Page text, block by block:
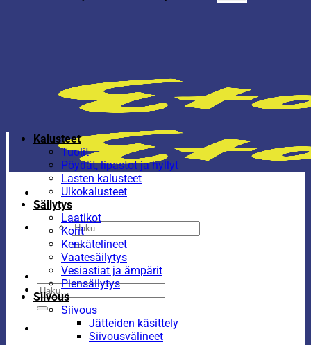
Etsi:
Etsi:
Kalusteet
Tuolit
Pöydät, lipastot ja hyllyt
Lasten kalusteet
Ulkokalusteet
Säilytys
Laatikot
Korit
Kenkätelineet
Vaatesäilytys
Vesiastiat ja ämpärit
Piensäilytys
Siivous
Siivous
Jätteiden käsittely
Siivousvälineet